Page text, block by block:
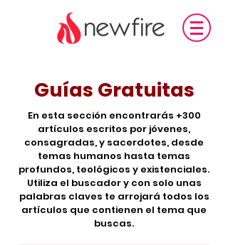
Guías Gratuitas
En esta sección encontrarás +300
artículos escritos por jóvenes,
consagradas, y sacerdotes, desde
temas humanos hasta temas
profundos, teológicos y existenciales.
Utiliza el buscador y con solo unas
palabras claves te arrojará todos los
artículos que contienen el tema que
buscas.